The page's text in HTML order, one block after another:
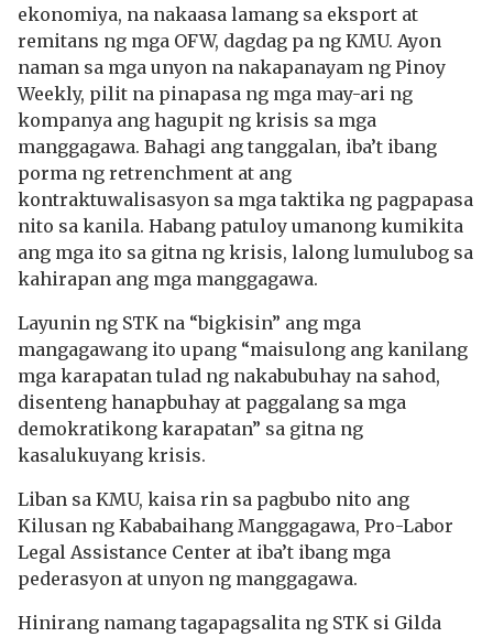
ekonomiya, na nakaasa lamang sa eksport at
remitans ng mga OFW, dagdag pa ng KMU. Ayon
naman sa mga unyon na nakapanayam ng Pinoy
Weekly, pilit na pinapasa ng mga may-ari ng
kompanya ang hagupit ng krisis sa mga
manggagawa. Bahagi ang tanggalan, iba’t ibang
porma ng retrenchment at ang
kontraktuwalisasyon sa mga taktika ng pagpapasa
nito sa kanila. Habang patuloy umanong kumikita
ang mga ito sa gitna ng krisis, lalong lumulubog sa
kahirapan ang mga manggagawa.
Layunin ng STK na “bigkisin” ang mga
mangagawang ito upang “maisulong ang kanilang
mga karapatan tulad ng nakabubuhay na sahod,
disenteng hanapbuhay at paggalang sa mga
demokratikong karapatan” sa gitna ng
kasalukuyang krisis.
Liban sa KMU, kaisa rin sa pagbubo nito ang
Kilusan ng Kababaihang Manggagawa, Pro-Labor
Legal Assistance Center at iba’t ibang mga
pederasyon at unyon ng manggagawa.
Hinirang namang tagapagsalita ng STK si Gilda